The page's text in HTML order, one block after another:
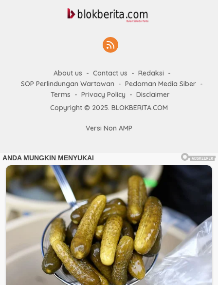
About us Contact us
Redaksi
SOP Perlindungan Wartawan
Pedoman Media Siber
Terms
Privacy Policy
Disclaimer
Copyright © 2025. BLOKBERITA.COM
Versi Non AMP